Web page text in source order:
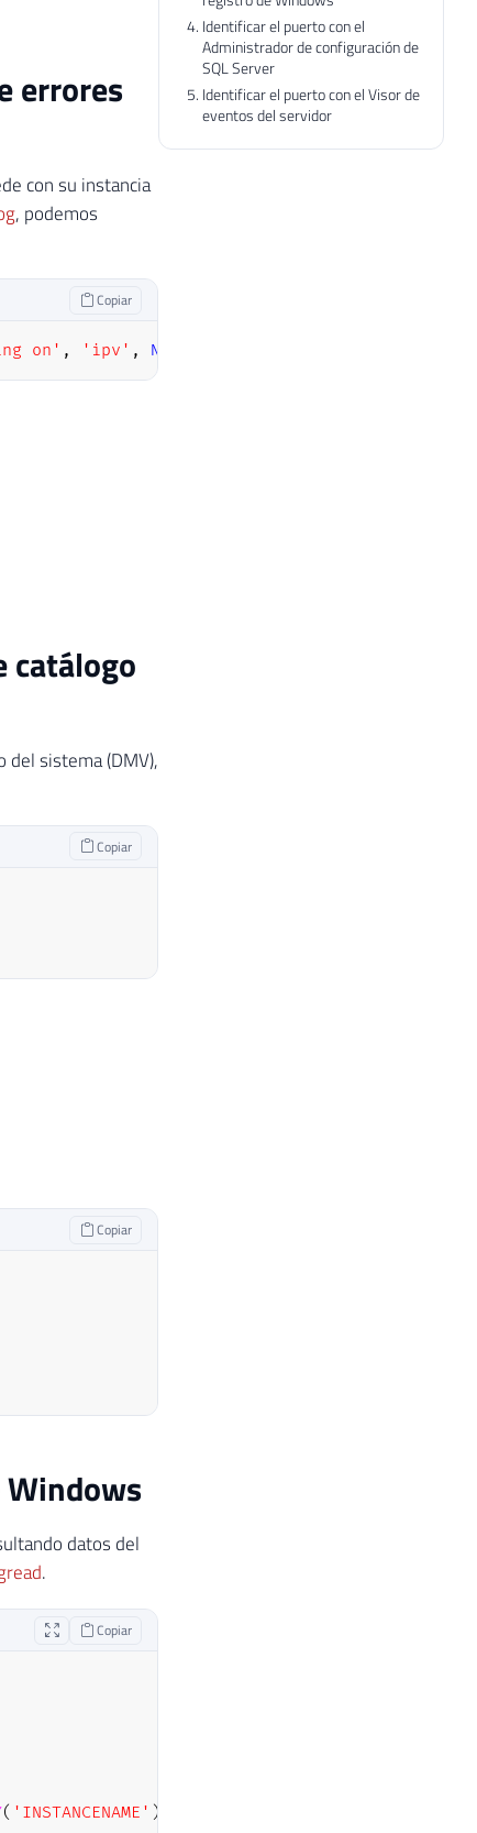
errores
con su instancia
, podemos
Copiar
on' , 'ipv' , NULL
catálogo
sistema (DMV),
Copiar
Copiar
datos del
.
Copiar
( 'INSTANCENAME' )
Identificar el puerto con el
Administrador de configuración de
SQL Server
Identificar el puerto con el Visor de
eventos del servidor